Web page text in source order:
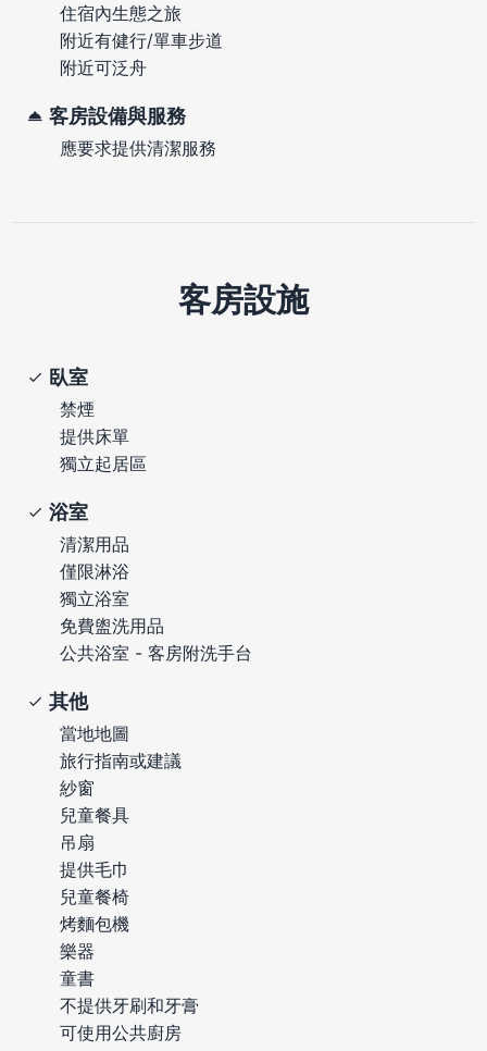
住宿內生態之旅
附近有健行/單車步道
附近可泛舟
客房設備與服務
應要求提供清潔服務
客房設施
臥室
禁煙
提供床單
獨立起居區
浴室
清潔用品
僅限淋浴
獨立浴室
免費盥洗用品
公共浴室 - 客房附洗手台
其他
當地地圖
旅行指南或建議
紗窗
兒童餐具
吊扇
提供毛巾
兒童餐椅
烤麵包機
樂器
童書
不提供牙刷和牙膏
可使用公共廚房